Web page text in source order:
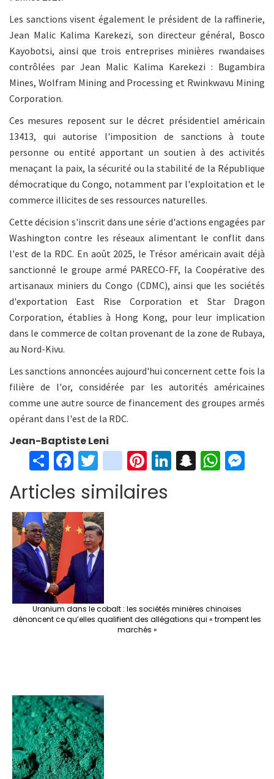
Les sanctions visent également le président de la raffinerie,
Jean Malic Kalima Karekezi, son directeur général, Bosco
Kayobotsi, ainsi que trois entreprises minières rwandaises
contrôlées par Jean Malic Kalima Karekezi : Bugambira
Mines, Wolfram Mining and Processing et Rwinkwavu Mining
Corporation.
Ces mesures reposent sur le décret présidentiel américain
13413, qui autorise l'imposition de sanctions à toute
personne ou entité apportant un soutien à des activités
menaçant la paix, la sécurité ou la stabilité de la République
démocratique du Congo, notamment par l'exploitation et le
commerce illicites de ses ressources naturelles.
Cette décision s'inscrit dans une série d'actions engagées par
Washington contre les réseaux alimentant le conflit dans
l'est de la RDC. En août 2025, le Trésor américain avait déjà
sanctionné le groupe armé PARECO-FF, la Coopérative des
artisanaux miniers du Congo (CDMC), ainsi que les sociétés
d'exportation East Rise Corporation et Star Dragon
Corporation, établies à Hong Kong, pour leur implication
dans le commerce de coltan provenant de la zone de Rubaya,
au Nord-Kivu.
Les sanctions annoncées aujourd'hui concernent cette fois la
filière de l'or, considérée par les autorités américaines
comme une autre source de financement des groupes armés
opérant dans l'est de la RDC.
Jean-Baptiste Leni
S
h
ar
e
Fa
ce
b
o
o
k
T
wi
tt
er
in
st
ag
Pi
er
Li S W
Articles similaires
Uranium dans le cobalt : les sociétés minières chinoises
dénoncent ce qu’elles qualifient des allégations qui « trompent les
marchés »